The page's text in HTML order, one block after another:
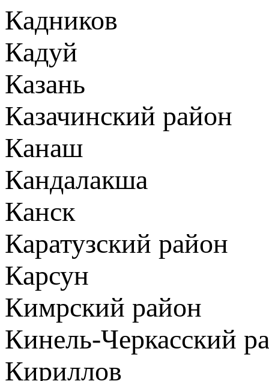
Кадников
Кадуй
Казань
Казачинский район
Канаш
Кандалакша
Канск
Каратузский район
Карсун
Кимрский район
Кинель-Черкасский
Кириллов